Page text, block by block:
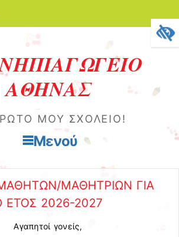
ΝΗΠΙΑΓΩΓΕΙΟ
ΑΘΗΝΑΣ
ΜΟΥ ΣΧΟΛΕΊΟ!
Μενού
ΜΑΘΗΤΡΙΩΝ ΓΙΑ
ΕΤΟΣ 2026-2027
Αγαπητοί γονείς,